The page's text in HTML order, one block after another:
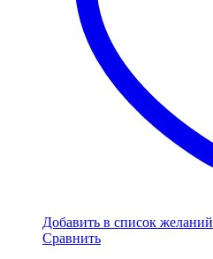
Добавить в список желаний
Сравнить